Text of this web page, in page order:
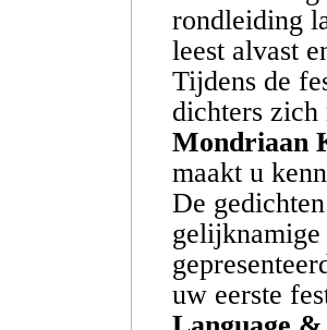
rondleiding
leest alvast
Tijdens de
dichters zich
Mondriaan
maakt u
De
uw eerste